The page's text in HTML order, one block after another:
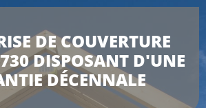
DE COUVERTURE
DISPOSANT D'UNE
DÉCENNALE